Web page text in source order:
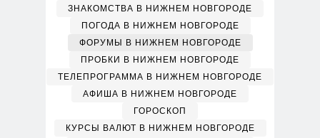
ЗНАКОМСТВА В НИЖНЕМ НОВГОРОДЕ
ПОГОДА В НИЖНЕМ НОВГОРОДЕ
ФОРУМЫ В НИЖНЕМ НОВГОРОДЕ
ПРОБКИ В НИЖНЕМ НОВГОРОДЕ
ТЕЛЕПРОГРАММА В НИЖНЕМ НОВГОРОДЕ
АФИША В НИЖНЕМ НОВГОРОДЕ
ГОРОСКОП
КУРСЫ ВАЛЮТ В НИЖНЕМ НОВГОРОДЕ